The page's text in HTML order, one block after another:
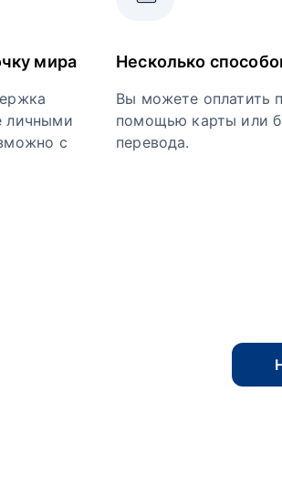
мира
личными
с
Несколько
Вы можете оплатить
помощью карты или
перевода.